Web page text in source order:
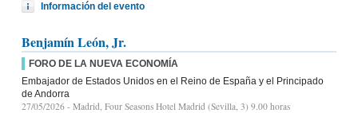
Información del evento
Benjamín León, Jr.
FORO DE LA NUEVA ECONOMÍA
Embajador de Estados Unidos en el Reino de España y el Principado
de Andorra
27/05/2026 - Madrid, Four Seasons Hotel Madrid (Sevilla, 3) 9.00 horas